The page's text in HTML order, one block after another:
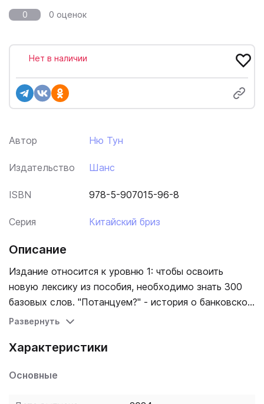
0 0 оценок
Автор Ню Тун
Издательство Шанс
ISBN 978-5-907015-96-8
Серия Китайский бриз
Нет в наличии
Описание
Издание относится к уровню 1: чтобы освоить
новую лексику из пособия, необходимо знать 300
базовых слов. "Потанцуем?" - история о банковском
служащем, которого заподозрили в краже огромной
свою невиновность, но и вновь встретиться с
жизни незадолго до происшествия. Один из лучших
Развернуть
Характеристики
Основные